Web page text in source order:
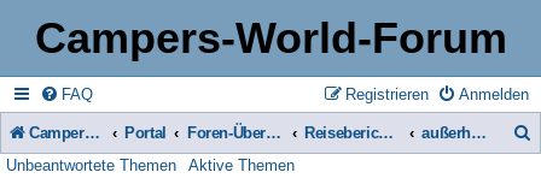
Campers-World-Forum
FAQ Anmelden
Registrieren
Campers-World-Forum Portal Foren-Übersicht Reiseberichte & Reisetipps, Stell- & Campingplätze außerhalb Europas
Unbeantwortete Themen Aktive Themen